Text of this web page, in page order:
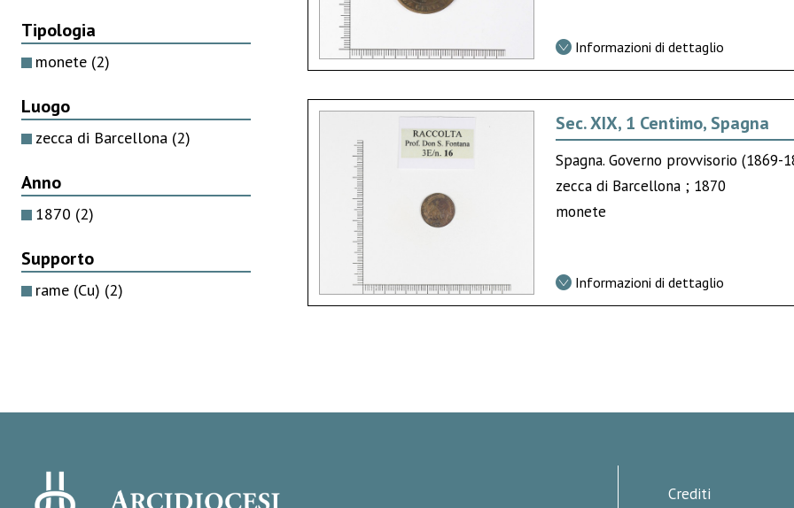
Tipologia
monete (2)
Luogo
zecca di Barcellona (2)
Anno
1870 (2)
Supporto
rame (Cu) (2)
Informazioni di dettaglio
Sec. XIX, 1 Centimo, Spagna
Spagna. Governo provvisorio (1869-
zecca di Barcellona ; 1870
monete
Informazioni di dettaglio
Crediti